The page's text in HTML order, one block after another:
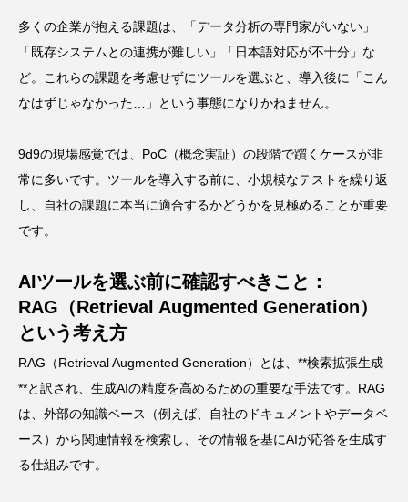
多くの企業が抱える課題は、「データ分析の専門家がいない」
「既存システムとの連携が難しい」「日本語対応が不十分」な
ど。これらの課題を考慮せずにツールを選ぶと、導入後に「こん
なはずじゃなかった…」という事態になりかねません。
9d9の現場感覚では、PoC（概念実証）の段階で躓くケースが非
常に多いです。ツールを導入する前に、小規模なテストを繰り返
し、自社の課題に本当に適合するかどうかを見極めることが重要
です。
AIツールを選ぶ前に確認すべきこと：
RAG（Retrieval Augmented Generation）
という考え方
RAG（Retrieval Augmented Generation）とは、**検索拡張生成
**と訳され、生成AIの精度を高めるための重要な手法です。RAG
は、外部の知識ベース（例えば、自社のドキュメントやデータベ
ース）から関連情報を検索し、その情報を基にAIが応答を生成す
る仕組みです。